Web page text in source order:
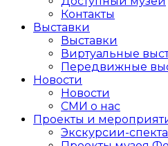
Контакты
Выставки
Выставки
Виртуальные
Передвижные
Новости
Новости
СМИ о нас
Проекты и
Экскурсии-